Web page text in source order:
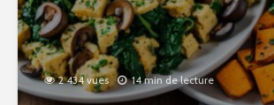
2 434 vues 14 min de lecture